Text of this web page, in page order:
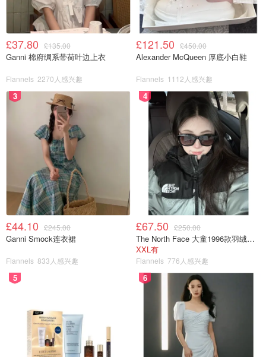
£37.80 £135.00
Ganni 棉府绸系带荷叶边上衣
Flannels 2270人感兴趣
£121.50 £450.00
Alexander McQueen 厚底小白鞋
Flannels 1112人感兴趣
3
£44.10 £245.00
Ganni Smock连衣裙
Flannels 833人感兴趣
4
£67.50 £250.00
The North Face 大童1996款羽绒夹克
XXL有
Flannels 776人感兴趣
5 6